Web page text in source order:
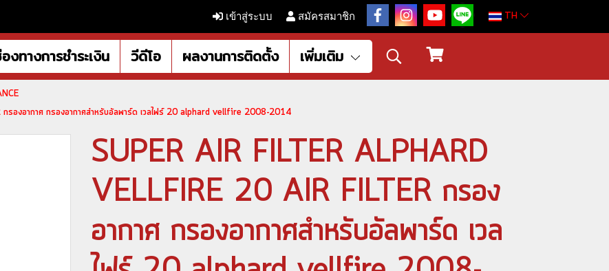
เข้าสู่ระบบ สมัครสมาชิก TH
งทางการชำระเงิน วีดีโอ ผลงานการติดตั้ง เพิ่มเติม
รองอากาศ กรองอากาศสำหรับอัลพาร์ด เวลไฟร์ 20 alphard vellfire 2008-2014
SUPER AIR FILTER ALPHARD
VELLFIRE 20 AIR FILTER กรอง
อากาศ กรองอากาศสำหรับอัลพาร์ด เวล